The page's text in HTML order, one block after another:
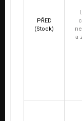
PŘED
(Stock)
a